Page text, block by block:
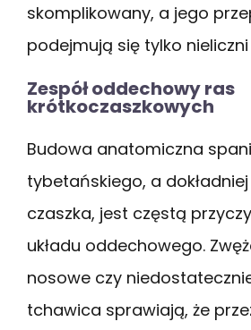
skomplikowany, a jego
podejmują się tylko
Zespół oddechowy ras
krótkoczaszkowych
Budowa anatomiczna
tybetańskiego, a
czaszka, jest częstą
układu oddechowego.
nosowe czy
tchawica sprawiają, że